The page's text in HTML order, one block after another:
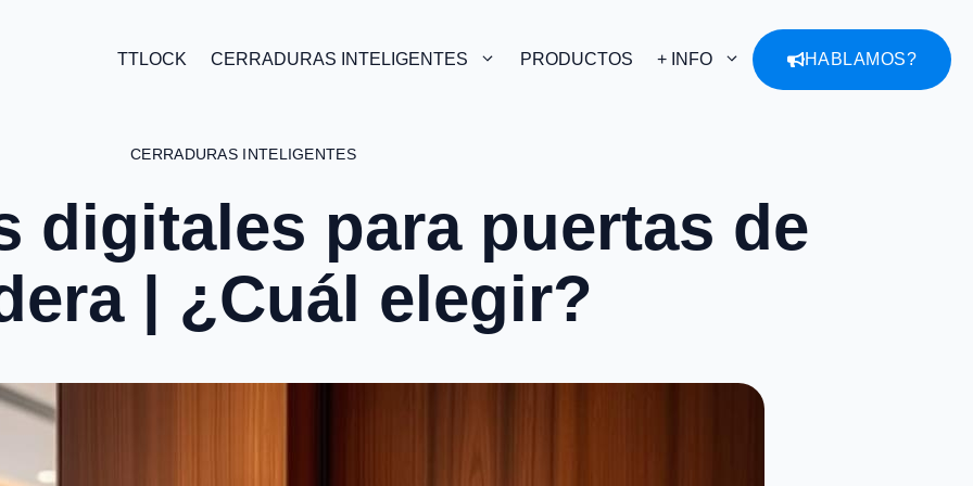
TTLOCK CERRADURAS INTELIGENTES PRODUCTOS + INFO HABLAMOS?
CERRADURAS INTELIGENTES
digitales para puertas de
| ¿Cuál elegir?